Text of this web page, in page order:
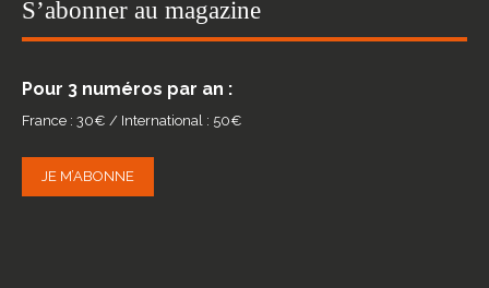
S’abonner au magazine
Pour 3 numéros par an :
France : 30€ / International : 50€
JE M’ABONNE